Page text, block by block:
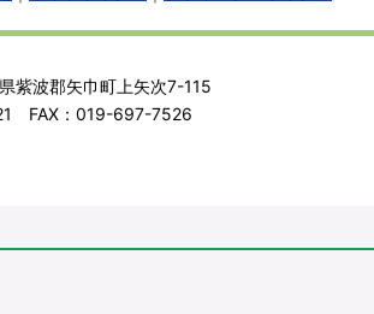
波郡矢巾町上矢次7-115
FAX：019-697-7526